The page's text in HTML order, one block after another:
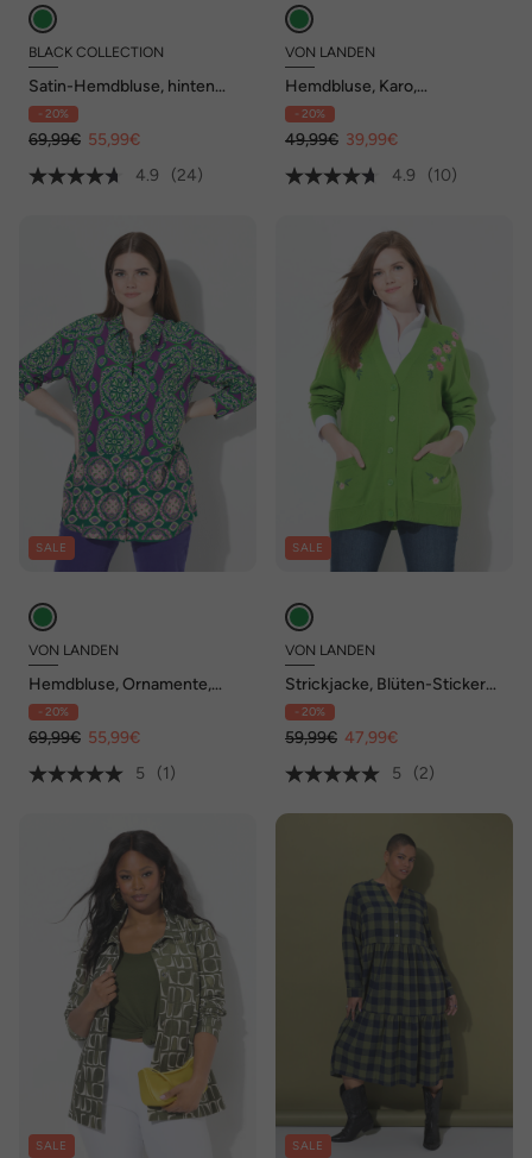
BLACK COLLECTION
Satin-Hemdbluse, hinten
länger, Hemdkragen,
Langarm
- 20%
69,99€ 55,99€
4.9
(24)
VON LANDEN
Hemdbluse, Karo,
Hemdkragen, Langarm,
Krempelriegel
- 20%
49,99€ 39,99€
4.9
(10)
SALE
VON LANDEN
Hemdbluse, Ornamente,
Hemdkragen, Langarm
- 20%
69,99€ 55,99€
5
(1)
SALE
VON LANDEN
Strickjacke, Blüten-Stickerei,
V-Ausschnitt, Langarm
- 20%
59,99€ 47,99€
5
(2)
SALE SALE